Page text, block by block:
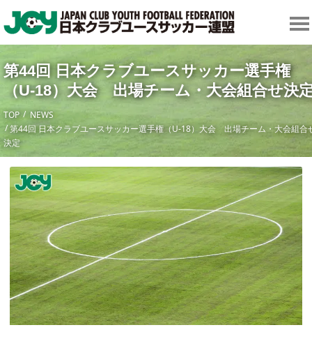
第44回 日本クラブユースサッカー選手権
（U-18）大会 出場チーム・大会組合せ決
TOP
NEWS
第44回 日本クラブユースサッカー選手権（U-18）大会 出場チーム・大会組合
決定